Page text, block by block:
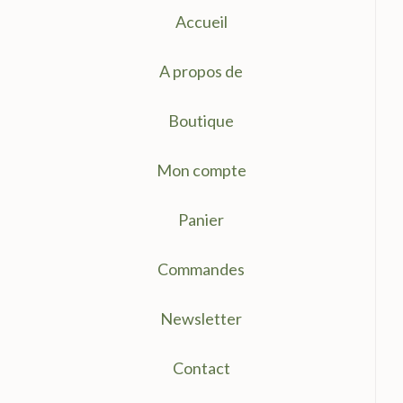
Accueil
A propos de
Boutique
Mon compte
Panier
Commandes
Newsletter
Contact